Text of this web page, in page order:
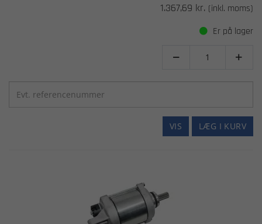
1.367,69 kr. (inkl. moms)
Er på lager
 
LÆG I KURV
VIS